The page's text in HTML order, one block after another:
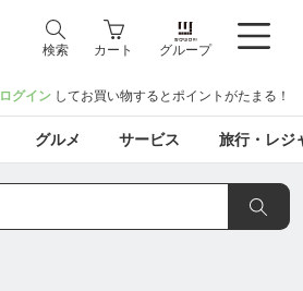
検索 カート グループ
ログイン してお買い物するとポイントがたまる！
グルメ サービス 旅行・レジ